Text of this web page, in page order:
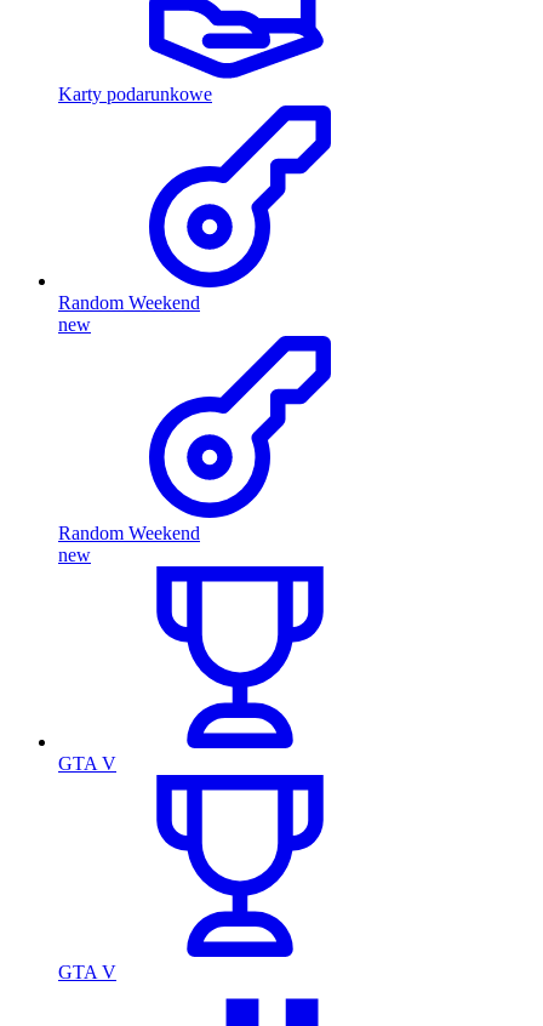
Karty podarunkowe
Random Weekend
new
Random Weekend
new
GTA V
GTA V